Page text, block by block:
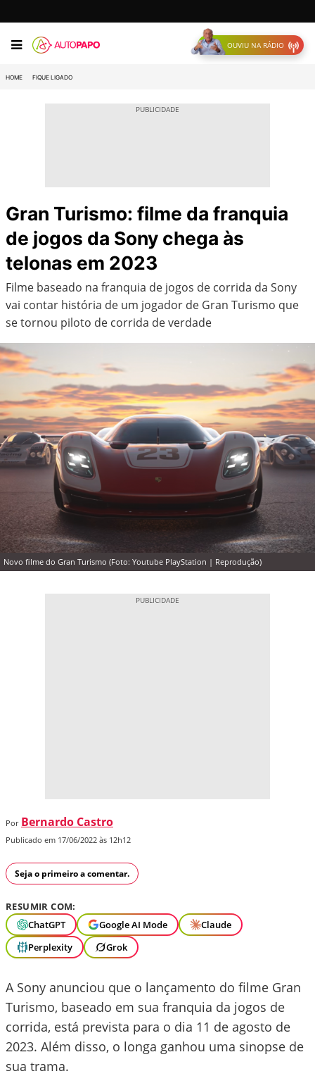
OUVIU NA RÁDIO
HOME FIQUE LIGADO
Gran Turismo: filme da franquia
de jogos da Sony chega às
telonas em 2023
Filme baseado na franquia de jogos de corrida da Sony
vai contar história de um jogador de Gran Turismo que
se tornou piloto de corrida de verdade
Novo filme do Gran Turismo (Foto: Youtube PlayStation | Reprodução)
Por Bernardo Castro
Publicado em 17/06/2022 às 12h12
Seja o primeiro a comentar.
RESUMIR COM:
ChatGPT
Google AI Mode
Claude
Perplexity
Grok
A Sony anunciou que o lançamento do filme Gran
Turismo, baseado em sua franquia da jogos de
corrida, está prevista para o dia 11 de agosto de
2023. Além disso, o longa ganhou uma sinopse de
sua trama.